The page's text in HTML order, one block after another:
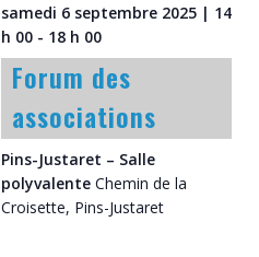
samedi 6 septembre 2025 | 14
h 00- 18 h 00
Forum des
associations
Pins-Justaret – Salle
polyvalente Chemin de la
Croisette, Pins-Justaret